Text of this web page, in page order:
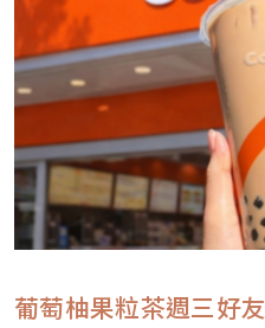
葡萄柚果粒茶週三好